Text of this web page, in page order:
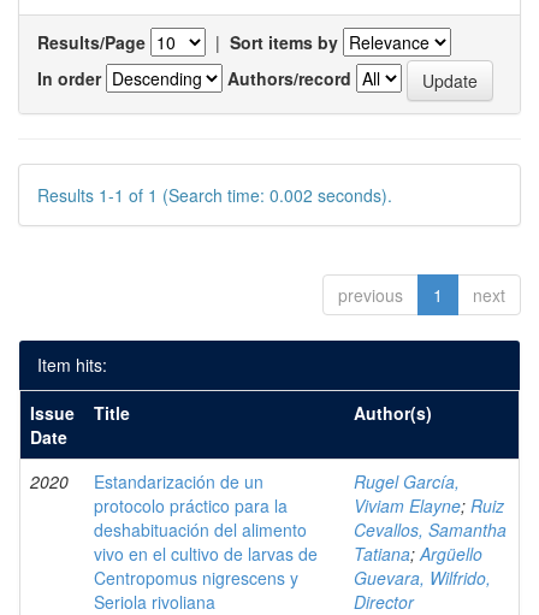
Results/Page | Sort items by
In order
Authors/record
Results 1-1 of 1 (Search time: 0.002 seconds).
previous 1 next
Item hits:
Issue
Date
Title Author(s)
2020
Estandarización de un
protocolo práctico para la
deshabituación del alimento
vivo en el cultivo de larvas de
Centropomus nigrescens y
Seriola rivoliana
Rugel García,
Viviam Elayne; Ruiz
Cevallos, Samantha
Tatiana;Argüello
Guevara, Wilfrido,
Director